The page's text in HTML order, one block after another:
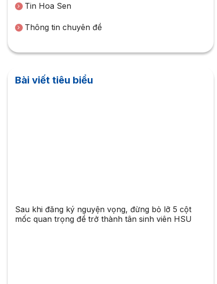
Tin Hoa Sen
Thông tin chuyên đề
Bài viết tiêu biểu
Sau khi đăng ký nguyện vọng, đừng bỏ lỡ 5 cột
mốc quan trọng để trở thành tân sinh viên HSU